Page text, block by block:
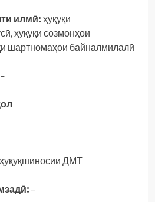
илмӣ: ҳуқуқи
ҳуқуқи созмонҳои
шартномаҳои байналмилалӣ
–
ҳуқуқшиносии ДМТ
–